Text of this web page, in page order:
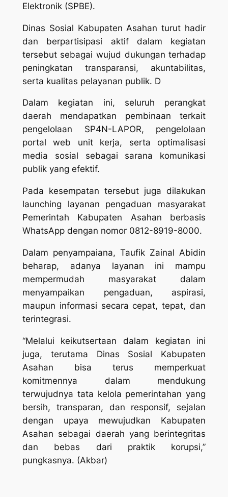
Elektronik (SPBE).
Dinas Sosial Kabupaten Asahan turut hadir
dan berpartisipasi aktif dalam kegiatan
tersebut sebagai wujud dukungan terhadap
peningkatan transparansi, akuntabilitas,
serta kualitas pelayanan publik. D
Dalam kegiatan ini, seluruh perangkat
daerah mendapatkan pembinaan terkait
pengelolaan SP4N-LAPOR, pengelolaan
portal web unit kerja, serta optimalisasi
media sosial sebagai sarana komunikasi
publik yang efektif.
Pada kesempatan tersebut juga dilakukan
launching layanan pengaduan masyarakat
Pemerintah Kabupaten Asahan berbasis
WhatsApp dengan nomor 0812-8919-8000.
Dalam penyampaiana, Taufik Zainal Abidin
beharap, adanya layanan ini mampu
mempermudah masyarakat dalam
menyampaikan pengaduan, aspirasi,
maupun informasi secara cepat, tepat, dan
terintegrasi.
“Melalui keikutsertaan dalam kegiatan ini
juga, terutama Dinas Sosial Kabupaten
Asahan bisa terus memperkuat
komitmennya dalam mendukung
terwujudnya tata kelola pemerintahan yang
bersih, transparan, dan responsif, sejalan
dengan upaya mewujudkan Kabupaten
Asahan sebagai daerah yang berintegritas
dan bebas dari praktik korupsi,”
pungkasnya. (Akbar)